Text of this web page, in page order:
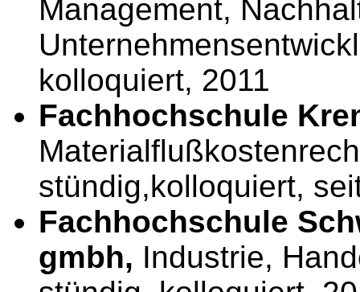
Management,
kolloquiert, 2011
Fachhochschule
stündig,kolloquiert,
Fachhochschule
gmbh, Industrie,